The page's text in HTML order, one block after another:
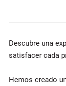
Descubre una
satisfacer cada
Hemos creado